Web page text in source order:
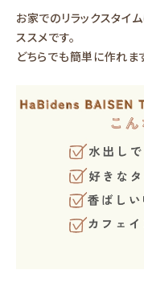
お家でのリラックスタイ
ススメです。
どちらでも簡単に作れま